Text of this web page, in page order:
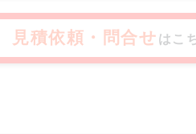
見積依頼・問合せ はこ